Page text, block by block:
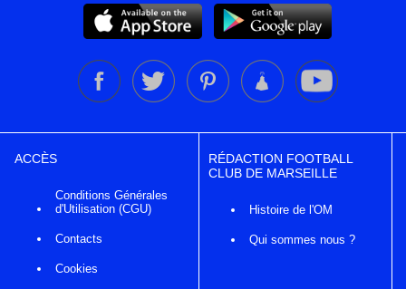
ACCÈS
Conditions Générales
d'Utilisation (CGU)
Contacts
Cookies
RÉDACTION FOOTBALL
CLUB DE MARSEILLE
Histoire de l'OM
Qui sommes nous ?